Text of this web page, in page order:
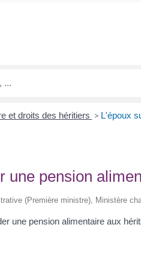
et droits des héritiers > L'époux
une pension
(Première ministre), Ministère
une pension alimentaire aux